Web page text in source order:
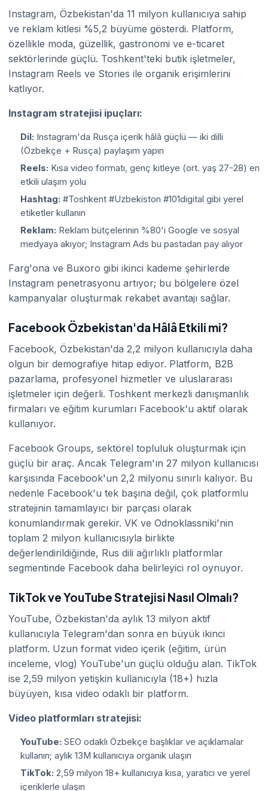
Instagram, Özbekistan'da 11 milyon kullanıcıya sahip
ve reklam kitlesi %5,2 büyüme gösterdi. Platform,
özellikle moda, güzellik, gastronomi ve e-ticaret
sektörlerinde güçlü. Toshkent'teki butik işletmeler,
Instagram Reels ve Stories ile organik erişimlerini
katlıyor.
Instagram stratejisi ipuçları:
Dil: Instagram'da Rusça içerik hâlâ güçlü — iki dilli
(Özbekçe + Rusça) paylaşım yapın
Reels: Kısa video formatı, genç kitleye (ort. yaş 27-28) en
etkili ulaşım yolu
Hashtag: #Toshkent #Uzbekiston #101digital gibi yerel
etiketler kullanın
Reklam: Reklam bütçelerinin %80'i Google ve sosyal
medyaya akıyor; Instagram Ads bu pastadan pay alıyor
Farg'ona ve Buxoro gibi ikinci kademe şehirlerde
Instagram penetrasyonu artıyor; bu bölgelere özel
kampanyalar oluşturmak rekabet avantajı sağlar.
Facebook Özbekistan'da Hâlâ Etkili mi?
Facebook, Özbekistan'da 2,2 milyon kullanıcıyla daha
olgun bir demografiye hitap ediyor. Platform, B2B
pazarlama, profesyonel hizmetler ve uluslararası
işletmeler için değerli. Toshkent merkezli danışmanlık
firmaları ve eğitim kurumları Facebook'u aktif olarak
kullanıyor.
Facebook Groups, sektörel topluluk oluşturmak için
güçlü bir araç. Ancak Telegram'ın 27 milyon kullanıcısı
karşısında Facebook'un 2,2 milyonu sınırlı kalıyor. Bu
nedenle Facebook'u tek başına değil, çok platformlu
stratejinin tamamlayıcı bir parçası olarak
konumlandırmak gerekir. VK ve Odnoklassniki'nin
toplam 2 milyon kullanıcısıyla birlikte
değerlendirildiğinde, Rus dili ağırlıklı platformlar
segmentinde Facebook daha belirleyici rol oynuyor.
TikTok ve YouTube Stratejisi Nasıl Olmalı?
YouTube, Özbekistan'da aylık 13 milyon aktif
kullanıcıyla Telegram'dan sonra en büyük ikinci
platform. Uzun format video içerik (eğitim, ürün
inceleme, vlog) YouTube'un güçlü olduğu alan. TikTok
ise 2,59 milyon yetişkin kullanıcıyla (18+) hızla
büyüyen, kısa video odaklı bir platform.
Video platformları stratejisi:
YouTube: SEO odaklı Özbekçe başlıklar ve açıklamalar
kullanın; aylık 13M kullanıcıya organik ulaşın
TikTok: 2,59 milyon 18+ kullanıcıya kısa, yaratıcı ve yerel
içeriklerle ulaşın